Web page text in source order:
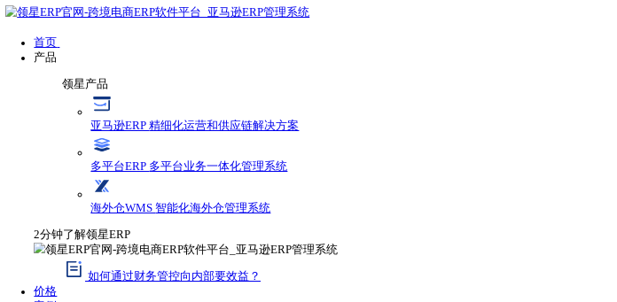
首页
领星产品
亚马逊ERP 精细化运营和供应链解决方案
多平台ERP多平台业务一体化管理系统
海外仓WMS智能化海外仓管理系统
2分钟了解领星ERP